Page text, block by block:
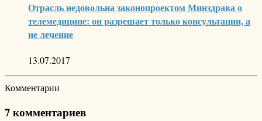
Отрасль недовольна законопроектом Минздрава о
телемедицине: он разрешает только консультации, а
не лечение
13.07.2017
Комментарии
7 комментариев